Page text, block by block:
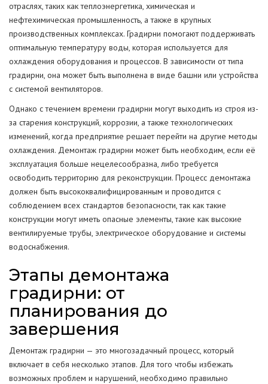
отраслях, таких как теплоэнергетика, химическая и
нефтехимическая промышленность, а также в крупных
производственных комплексах. Градирни помогают поддерживать
оптимальную температуру воды, которая используется для
охлаждения оборудования и процессов. В зависимости от типа
градирни, она может быть выполнена в виде башни или устройства
с системой вентиляторов.
Однако с течением времени градирни могут выходить из строя из-
за старения конструкций, коррозии, а также технологических
изменений, когда предприятие решает перейти на другие методы
охлаждения. Демонтаж градирни может быть необходим, если её
эксплуатация больше нецелесообразна, либо требуется
освободить территорию для реконструкции. Процесс демонтажа
должен быть высококвалифицированным и проводится с
соблюдением всех стандартов безопасности, так как такие
конструкции могут иметь опасные элементы, такие как высокие
вентилируемые трубы, электрическое оборудование и системы
водоснабжения.
Этапы демонтажа
градирни: от
планирования до
завершения
Демонтаж градирни — это многозадачный процесс, который
включает в себя несколько этапов. Для того чтобы избежать
возможных проблем и нарушений, необходимо правильно